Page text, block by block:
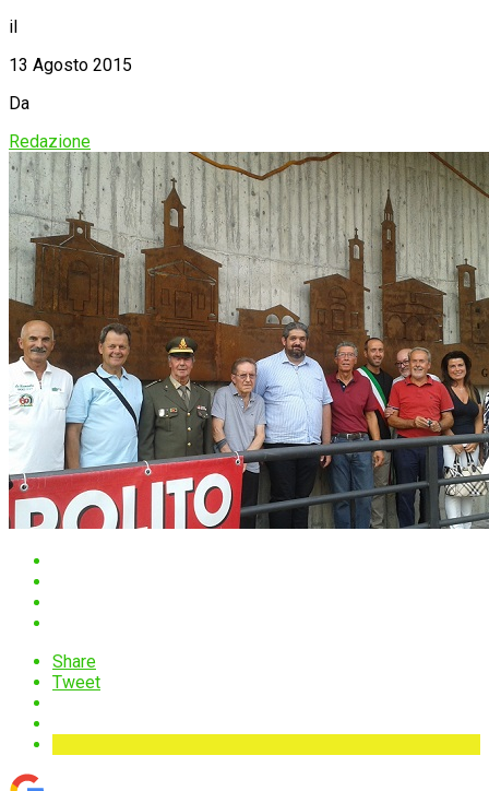
il
13 Agosto 2015
Da
Redazione
Share
Tweet